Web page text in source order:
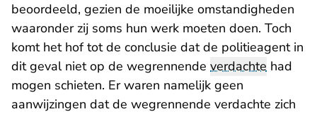
beoordeeld, gezien de moeilijke omstandigheden
waaronder zij soms hun werk moeten doen. Toch
komt het hof tot de conclusie dat de politieagent in
dit geval niet op de wegrennende verdachte had
mogen schieten. Er waren namelijk geen
aanwijzingen dat de wegrennende verdachte zich